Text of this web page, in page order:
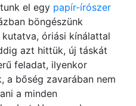
el egy papír-írószer
böngészünk
óriási kínálattal
azt hittük, új táskát
feladat, ilyenkor
a bőség zavarában nem
a minden